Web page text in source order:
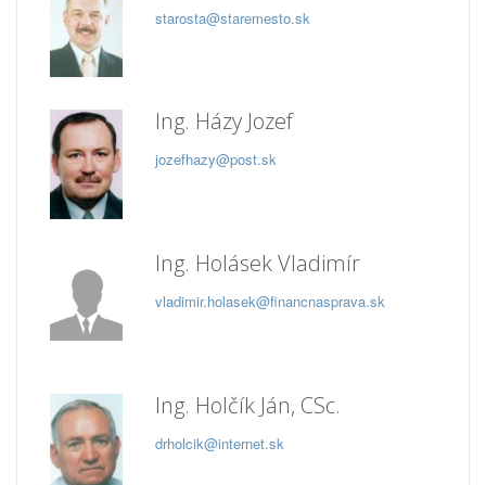
starosta@staremesto.sk
Ing. Házy Jozef
jozefhazy@post.sk
Ing. Holásek Vladimír
vladimir.holasek@financnasprava.sk
Ing. Holčík Ján, CSc.
drholcik@internet.sk